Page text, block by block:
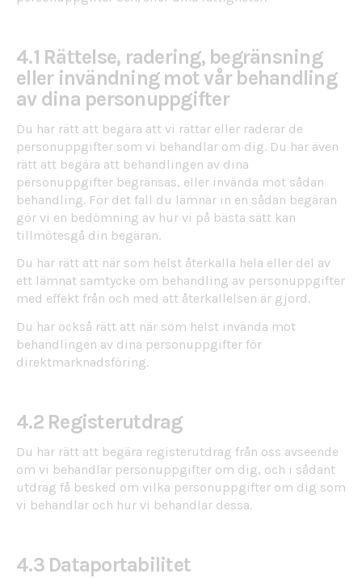
4.1 Rättelse, radering, begränsning
eller invändning mot vår behandling
av dina personuppgifter
Du har rätt att begära att vi rättar eller raderar de
personuppgifter som vi behandlar om dig. Du har även
rätt att begära att behandlingen av dina
personuppgifter begränsas, eller invända mot sådan
behandling. För det fall du lämnar in en sådan begäran
gör vi en bedömning av hur vi på bästa sätt kan
tillmötesgå din begäran.
Du har rätt att när som helst återkalla hela eller del av
ett lämnat samtycke om behandling av personuppgifter
med effekt från och med att återkallelsen är gjord.
Du har också rätt att när som helst invända mot
behandlingen av dina personuppgifter för
direktmarknadsföring.
4.2 Registerutdrag
Du har rätt att begära registerutdrag från oss avseende
om vi behandlar personuppgifter om dig, och i sådant
utdrag få besked om vilka personuppgifter om dig som
vi behandlar och hur vi behandlar dessa.
4.3 Dataportabilitet